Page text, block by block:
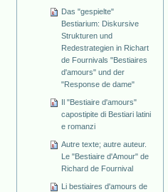
Das "gespielte"
Bestiarium: Diskursive
Strukturen und
Redestrategien in Richart
de Fournivals "Bestiaires
d'amours" und der
"Response de dame"
Il "Bestiaire d'amours"
capostipite di Bestiari latini
e romanzi
Autre texte; autre auteur.
Le "Bestiaire d'Amour" de
Richard de Fournival
Li bestiaires d'amours de